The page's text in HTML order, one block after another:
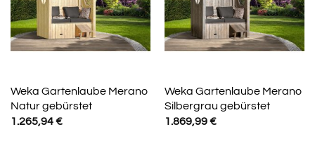
Weka Gartenlaube Merano
Natur gebürstet
1.265,94€
Weka Gartenlaube Merano
Silbergrau gebürstet
1.869,99€